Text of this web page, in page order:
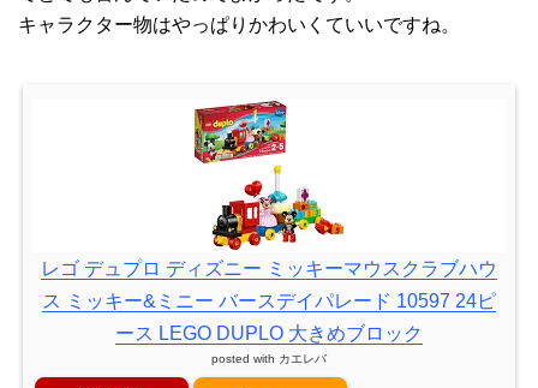
キャラクター物はやっぱりかわいくていいですね。
レゴ デュプロ ディズニー ミッキーマウスクラブハウ
ス ミッキー&ミニー バースデイパレード 10597 24ピ
ース LEGO DUPLO 大きめブロック
posted with カエレバ